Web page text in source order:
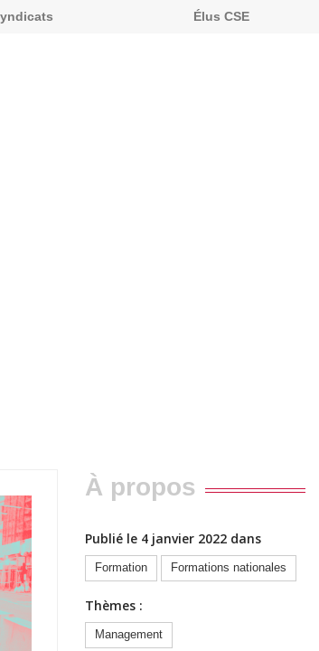
Élus CSE
À propos
Publié le 4 janvier 2022 dans
Formation Formations nationales
Thèmes :
Management